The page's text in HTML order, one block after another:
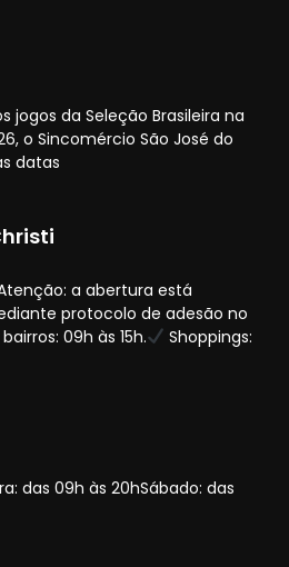
jogos da Seleção Brasileira na
o Sincomércio São José do
datas
a abertura está
protocolo de adesão no
09h às 15h.
Shoppings:
das 09h às 20hSábado: das